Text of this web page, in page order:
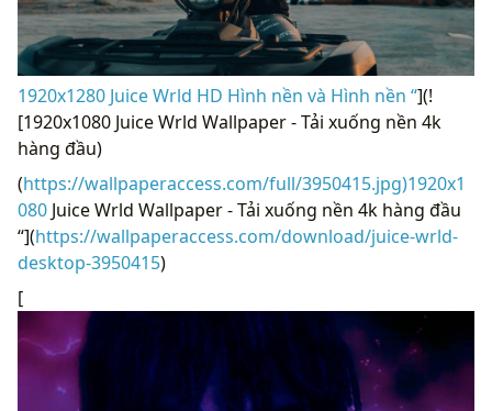
1920x1280 Juice Wrld HD Hình nền và Hình nền “](!
[1920x1080 Juice Wrld Wallpaper - Tải xuống nền 4k
hàng đầu)
(https://wallpaperaccess.com/full/3950415.jpg)1920x1
080 Juice Wrld Wallpaper - Tải xuống nền 4k hàng đầu
“](https://wallpaperaccess.com/download/juice-wrld-
desktop-3950415)
[